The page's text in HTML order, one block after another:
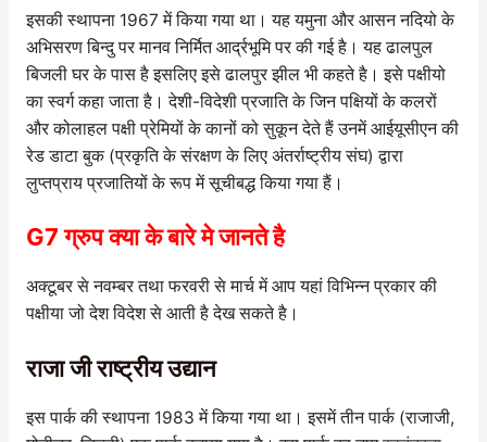
इसकी स्थापना 1967 में किया गया था। यह यमुना और आसन नदियो के
अभिसरण बिन्दु पर मानव निर्मित आर्द्रभूमि पर की गई है। यह ढालपुल
बिजली घर के पास है इसलिए इसे ढालपुर झील भी कहते है। इसे पक्षीयो
का स्वर्ग कहा जाता है। देशी-विदेशी प्रजाति के जिन पक्षियों के कलरों
और कोलाहल पक्षी प्रेमियों के कानों को सुकून देते हैं उनमें आईयूसीएन की
रेड डाटा बुक (प्रकृति के संरक्षण के लिए अंतर्राष्ट्रीय संघ) द्वारा
लुप्तप्राय प्रजातियों के रूप में सूचीबद्ध किया गया हैं।
G7 ग्रुप क्या के बारे मे जानते है
अक्टूबर से नवम्बर तथा फरवरी से मार्च में आप यहां विभिन्न प्रकार की
पक्षीया जो देश विदेश से आती है देख सकते है।
राजा जी राष्ट्रीय उद्यान
इस पार्क की स्थापना 1983 में किया गया था। इसमें तीन पार्क (राजाजी,